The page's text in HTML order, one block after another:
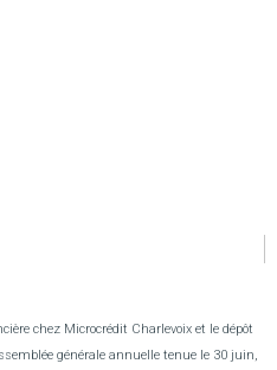
chez Microcrédit Charlevoix et le dépôt
générale annuelle tenue le 30 juin,